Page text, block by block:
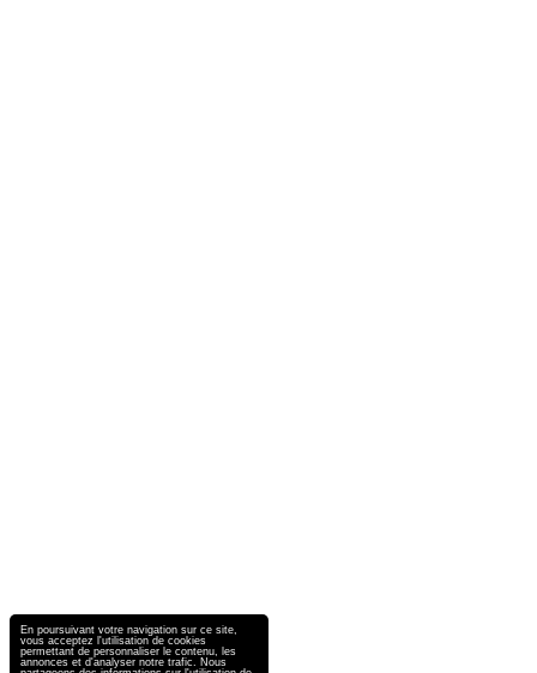
En poursuivant votre navigation sur ce site,
vous acceptez l'utilisation de cookies
permettant de personnaliser le contenu, les
annonces et d'analyser notre trafic. Nous